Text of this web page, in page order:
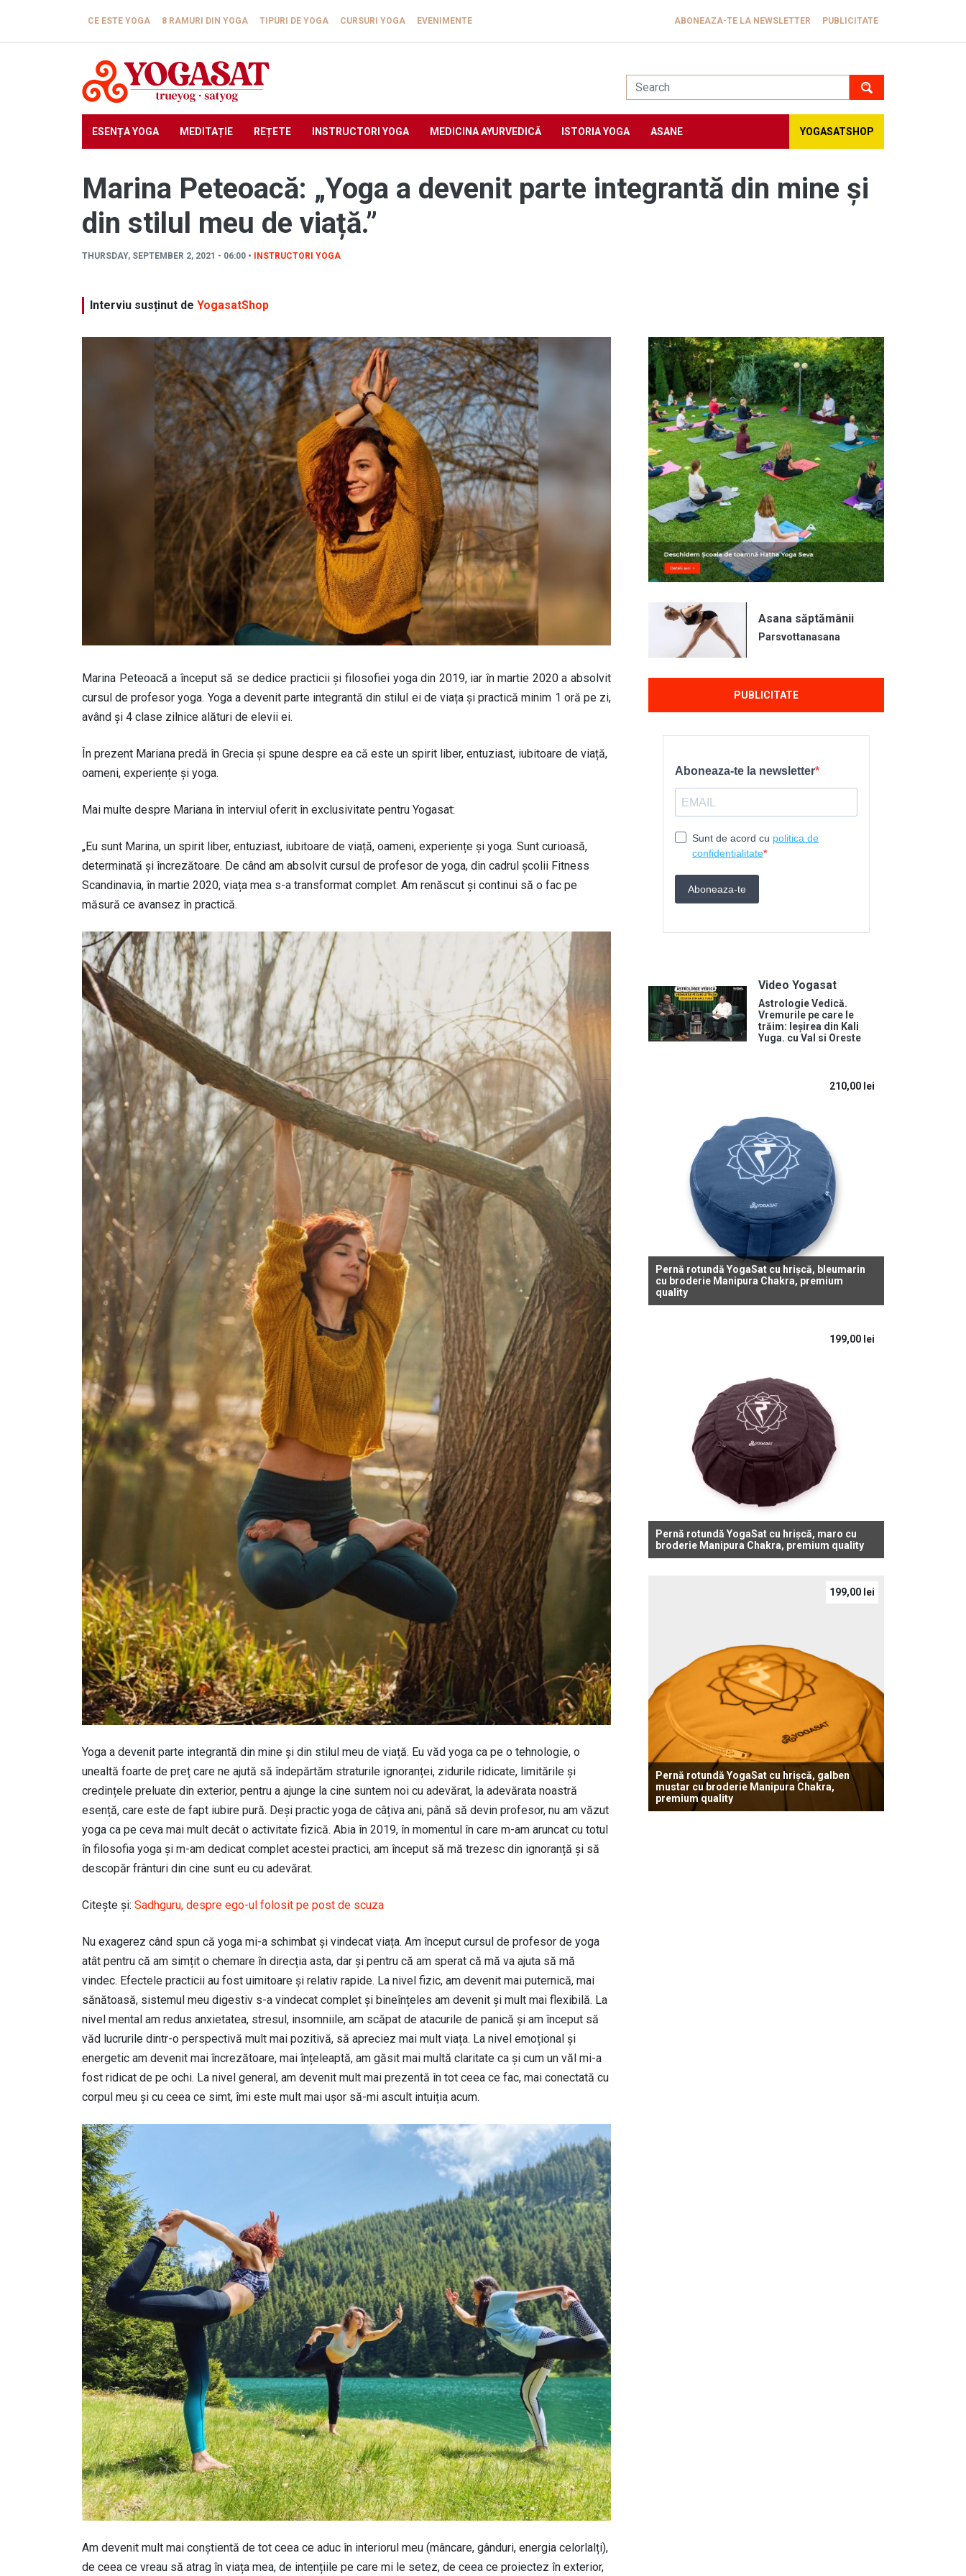
CE ESTE YOGA 8 RAMURI DIN YOGA TIPURI DE YOGA CURSURI YOGA EVENIMENTE ABONEAZA-TE LA NEWSLETTER PUBLICITATE
ESENȚA YOGA MEDITAȚIE REȚETE INSTRUCTORI YOGA MEDICINA AYURVEDICĂ ISTORIA YOGA ASANE YOGASATSHOP
THURSDAY, SEPTEMBER 2, 2021 - 06:00 • INSTRUCTORI YOGA
Interviu susținut de YogasatShop
Marina Peteoacă: „Yoga a devenit parte integrantă din mine și
din stilul meu de viață.”
Marina Peteoacă a început să se dedice practicii și filosofiei yoga din 2019, iar în martie 2020 a absolvit
cursul de profesor yoga. Yoga a devenit parte integrantă din stilul ei de viața și practică minim 1 oră pe zi,
având și 4 clase zilnice alături de elevii ei.
În prezent Mariana predă în Grecia și spune despre ea că este un spirit liber, entuziast, iubitoare de viață,
oameni, experiențe și yoga.
Mai multe despre Mariana în interviul oferit în exclusivitate pentru Yogasat:
„Eu sunt Marina, un spirit liber, entuziast, iubitoare de viață, oameni, experiențe și yoga. Sunt curioasă,
determinată și încrezătoare. De când am absolvit cursul de profesor de yoga, din cadrul școlii Fitness
Scandinavia, în martie 2020, viața mea s-a transformat complet. Am renăscut și continui să o fac pe
măsură ce avansez în practică.
Image
Yoga a devenit parte integrantă din mine și din stilul meu de viață. Eu văd yoga ca pe o tehnologie, o
unealtă foarte de preț care ne ajută să îndepărtăm straturile ignoranței, zidurile ridicate, limitările și
credințele preluate din exterior, pentru a ajunge la cine suntem noi cu adevărat, la adevărata noastră
esență, care este de fapt iubire pură. Deși practic yoga de câțiva ani, până să devin profesor, nu am văzut
yoga ca pe ceva mai mult decât o activitate fizică. Abia în 2019, în momentul în care m-am aruncat cu totul
în filosofia yoga și m-am dedicat complet acestei practici, am început să mă trezesc din ignoranță și să
descopăr frânturi din cine sunt eu cu adevărat.
Citește și: Sadhguru, despre ego-ul folosit pe post de scuza
Nu exagerez când spun că yoga mi-a schimbat și vindecat viața. Am început cursul de profesor de yoga
atât pentru că am simțit o chemare în direcția asta, dar și pentru că am sperat că mă va ajuta să mă
vindec. Efectele practicii au fost uimitoare și relativ rapide. La nivel fizic, am devenit mai puternică, mai
sănătoasă, sistemul meu digestiv s-a vindecat complet și bineînțeles am devenit și mult mai flexibilă. La
nivel mental am redus anxietatea, stresul, insomniile, am scăpat de atacurile de panică și am început să
văd lucrurile dintr-o perspectivă mult mai pozitivă, să apreciez mai mult viața. La nivel emoțional și
energetic am devenit mai încrezătoare, mai înțeleaptă, am găsit mai multă claritate ca și cum un văl mi-a
fost ridicat de pe ochi. La nivel general, am devenit mult mai prezentă în tot ceea ce fac, mai conectată cu
corpul meu și cu ceea ce simt, îmi este mult mai ușor să-mi ascult intuiția acum.
Image
Am devenit mult mai conștientă de tot ceea ce aduc în interiorul meu (mâncare, gânduri, energia celorlalți),
de ceea ce vreau să atrag în viața mea, de intențiile pe care mi le setez, de ceea ce proiectez în exterior,
Image
Asana săptămânii
Parsvottanasana
PUBLICITATE
Video Yogasat
Astrologie Vedică.
Vremurile pe care le
trăim: Ieșirea din Kali
Yuga. cu Val si Oreste
Pernă rotundă YogaSat cu hrișcă, bleumarin
cu broderie Manipura Chakra, premium
quality
210,00 lei
Pernă rotundă YogaSat cu hrișcă, maro cu
broderie Manipura Chakra, premium quality
199,00 lei
Pernă rotundă YogaSat cu hrișcă, galben
mustar cu broderie Manipura Chakra,
premium quality
199,00 lei